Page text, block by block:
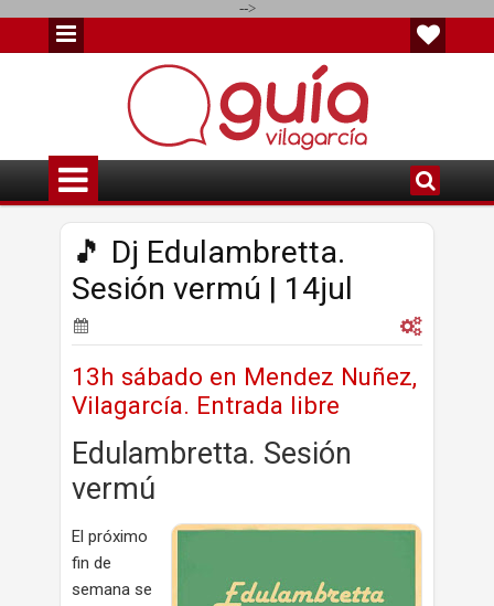
-->
🎵 Dj Edulambretta.
Sesión vermú | 14jul
13h sábado en Mendez Nuñez,
Vilagarcía. Entrada libre
Edulambretta. Sesión
vermú
El próximo
fin de
semana se